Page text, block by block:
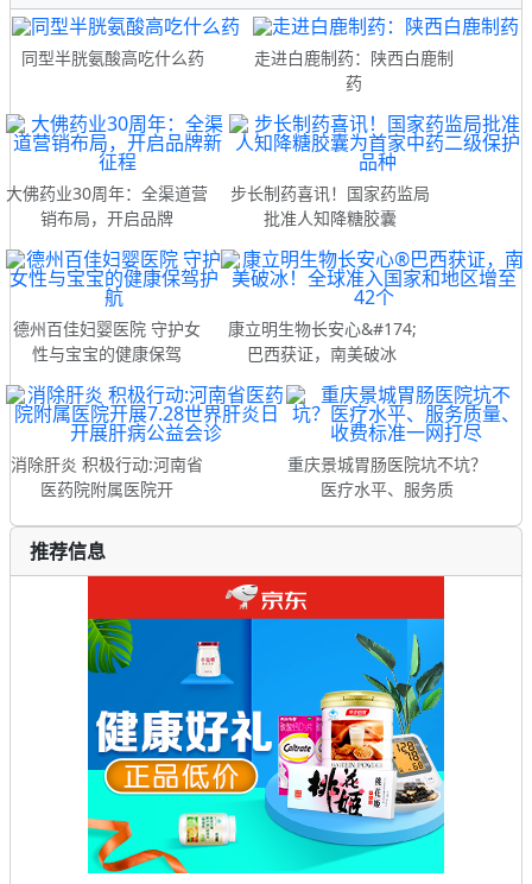
同型半胱氨酸高吃什么药
走进白鹿制药：陕西白鹿制
药
大佛药业30周年：全渠道营
销布局，开启品牌
步长制药喜讯！国家药监局
批准人知降糖胶囊
德州百佳妇婴医院 守护女
性与宝宝的健康保驾
康立明生物长安心&#174;
巴西获证，南美破冰
消除肝炎 积极行动:河南省
医药院附属医院开
重庆景城胃肠医院坑不坑？
医疗水平、服务质
推荐信息